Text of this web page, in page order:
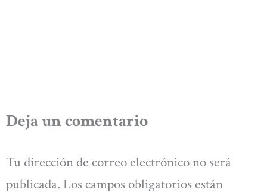
Deja un comentario
Tu dirección de correo electrónico no será
publicada. Los campos obligatorios están